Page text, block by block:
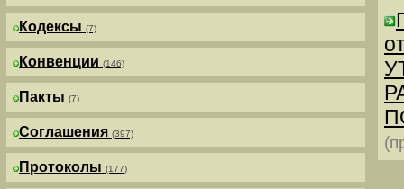
Кодексы (7)
Конвенции (146)
Пакты (7)
Соглашения (397)
Протоколы (177)